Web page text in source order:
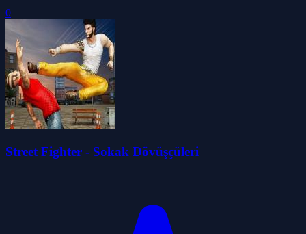
0
Street Fighter - Sokak Dövüşçüleri